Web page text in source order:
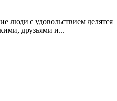
люди с удовольствием делятся
друзьями и...